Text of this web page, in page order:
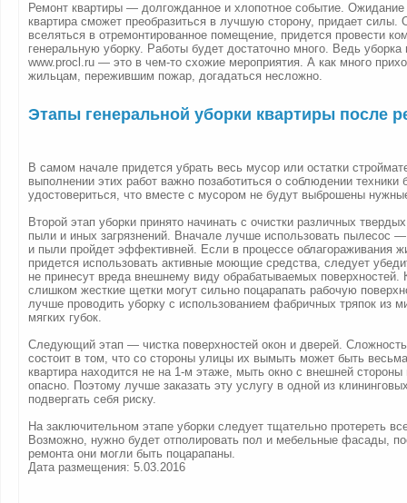
Ремонт квартиры — долгожданное и хлопотное событие. Ожидание
квартира сможет преобразиться в лучшую сторону, придает силы.
вселяться в отремонтированное помещение, придется провести
генеральную уборку. Работы будет достаточно много. Ведь уборка
www.procl.ru — это в чем-то схожие мероприятия. А как много
жильцам, пережившим пожар, догадаться несложно.
Этапы генеральной уборки квартиры после
В самом начале придется убрать весь мусор или остатки
выполнении этих работ важно позаботиться о соблюдении техники
удостовериться, что вместе с мусором не будут выброшены
Второй этап уборки принято начинать с очистки различных
пыли и иных загрязнений. Вначале лучше использовать пылесос —
и пыли пройдет эффективней. Если в процессе облагораживания
придется использовать активные моющие средства, следует
не принесут вреда внешнему виду обрабатываемых поверхностей.
слишком жесткие щетки могут сильно поцарапать рабочую
лучше проводить уборку с использованием фабричных тряпок из
мягких губок.
Следующий этап — чистка поверхностей окон и дверей.
состоит в том, что со стороны улицы их вымыть может быть
квартира находится не на 1-м этаже, мыть окно с внешней
опасно. Поэтому лучше заказать эту услугу в одной из
подвергать себя риску.
На заключительном этапе уборки следует тщательно протереть
Возможно, нужно будет отполировать пол и мебельные фасады,
ремонта они могли быть поцарапаны.
Дата размещения: 5.03.2016